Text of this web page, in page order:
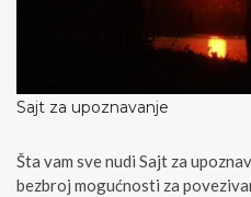
Sajt za upoznavanje
Šta vam sve nudi Sajt za
bezbroj mogućnosti za